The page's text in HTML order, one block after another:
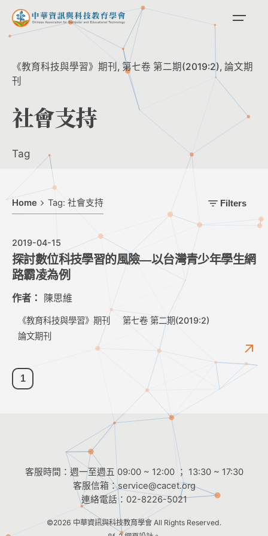
Skip
content
《教育科技與學習》期刊 第七卷 第二期(2019:2) 論文期
刊
社會支持
Tag
Home Tag: 社會支持 Filters
2019-04-15
探討數位科技學習的風險—以台灣青少年學生網
路霸凌為例
作者： 陳思維
《教育科技與學習》期刊
第七卷 第二期(2019:2)
論文期刊
1
客服時間：週一至週五 09:00 ~ 12:00 ； 13:30 ~ 17:30
客服信箱：service@cacet.org
連絡電話： 02-8226-5021
©2026 中華資訊與科技教育學會 All Rights Reserved.